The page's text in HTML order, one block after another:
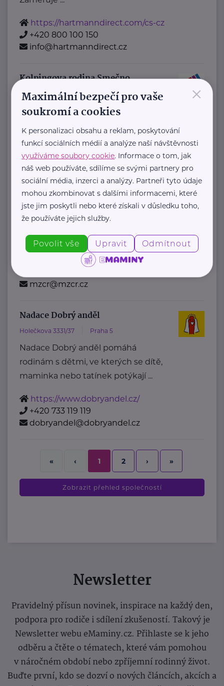
https://hartmanndirect.com/cs-cz
+420 800 100 150
info@hartmanndirect.cz
Kolpingova rodina Smečno
U Zámku 5 Smečno
Jsme nestátní nezisková organizace
na podporu rodin, ...
https://www.kolpingsmecno.cz/
+420 777 558 778
ludmila.janzurova@kolpingsmecno.cz
Palackého náměstí 375/4 Praha 2
https://www.mzcr.cz/
mzcr@mzcr.cz
Nadace Dobrý anděl
Holečkova 3331/37 Praha 5
Nadace Dobrý anděl pomáhá
rodinám s dětmi, ve kterých se dítě,
maminka nebo tatínek potýkají ...
https://www.dobryandel.cz/
+420 733 119 119
dobryandel@dobryandel.cz
« ‹ 1 2 › »
Zobrazit přehled společností
Newsletter
Pravidelný přísun novinek, inspirace na každý den,
podpora pro rodiče i sdílení zkušeností. Takový je
Newsletter webu eMaminy.cz. Přihlaste se k jeho
odběru a čtěte o tématech, které vám pomohou
v náročném období nebo zpříjemní rodinný život.
Buďte první, kdo se dozví o nových článcích, akcích a
×
Maximální bezpečí pro vaše
soukromí a cookies
K personalizaci obsahu a reklam, poskytování
funkcí sociálních médií a analýze naší návštěvnosti
využíváme soubory cookie. Informace o tom, jak
náš web používáte, sdílíme se svými partnery pro
sociální média, inzerci a analýzy. Partneři tyto údaje
mohou zkombinovat s dalšími informacemi, které
jste jim poskytli nebo které získali v důsledku toho,
že používáte jejich služby.
Povolit vše Upravit Odmítnout